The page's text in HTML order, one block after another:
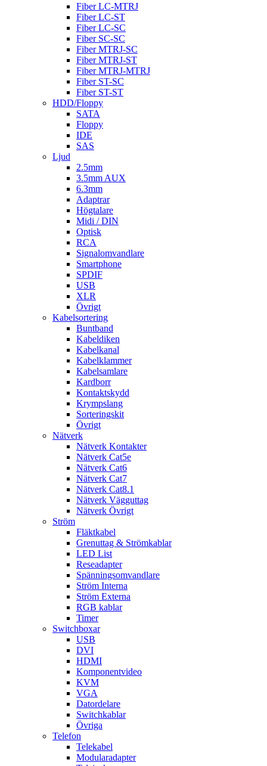
Fiber LC-MTRJ
Fiber LC-ST
Fiber LC-SC
Fiber SC-SC
Fiber MTRJ-SC
Fiber MTRJ-ST
Fiber MTRJ-MTRJ
Fiber ST-SC
Fiber ST-ST
HDD/Floppy
SATA
Floppy
IDE
SAS
Ljud
2.5mm
3.5mm AUX
6.3mm
Adaptrar
Högtalare
Midi / DIN
Optisk
RCA
Signalomvandlare
Smartphone
SPDIF
USB
XLR
Övrigt
Kabelsortering
Buntband
Kabeldiken
Kabelkanal
Kabelklammer
Kabelsamlare
Kardborr
Kontaktskydd
Krympslang
Sorteringskit
Övrigt
Nätverk
Nätverk Kontakter
Nätverk Cat5e
Nätverk Cat6
Nätverk Cat7
Nätverk Cat8.1
Nätverk Vägguttag
Nätverk Övrigt
Ström
Fläktkabel
Grenuttag & Strömkablar
LED List
Reseadapter
Spänningsomvandlare
Ström Interna
Ström Externa
RGB kablar
Timer
Switchboxar
USB
DVI
HDMI
Komponentvideo
KVM
VGA
Datordelare
Switchkablar
Övriga
Telefon
Telekabel
Modularadapter